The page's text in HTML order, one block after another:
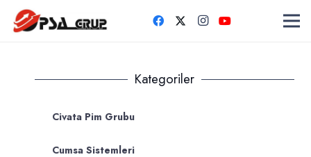
Kategoriler
Civata Pim Grubu
Cumsa Sistemleri